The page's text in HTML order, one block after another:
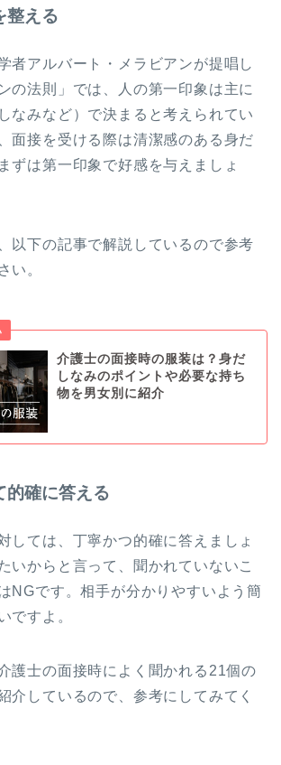
整える
者アルバート・メラビアンが提唱し
の法則」では、人の第一印象は主に
なみなど）で決まると考えられてい
面接を受ける際は清潔感のある身だ
ずは第一印象で好感を与えましょ
以下の記事で解説しているので参考
い。
介護士の面接時の服装は？身だ
しなみのポイントや必要な持ち
物を男女別に紹介
的確に答える
しては、丁寧かつ的確に答えましょ
いからと言って、聞かれていないこ
NGです。相手が分かりやすいよう簡
ですよ。
護士の面接時によく聞かれる21個の
介しているので、参考にしてみてく